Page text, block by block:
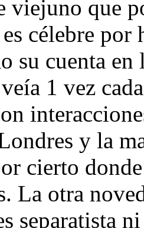
viejuno que
célebre por
su cuenta
1 vez
y la
cierto
La otra
separatista